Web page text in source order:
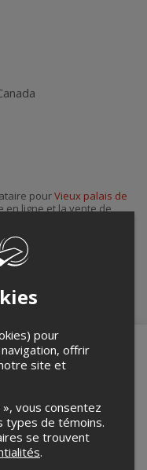
pourVieux palais de
en ligne et la vente de
veuillez
Vieux palais de
n'êtes pas un
pour
offrir
site et
vous consentez
types de témoins.
se trouvent
.